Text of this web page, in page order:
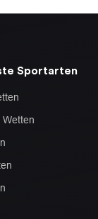
Sportarten
Wetten